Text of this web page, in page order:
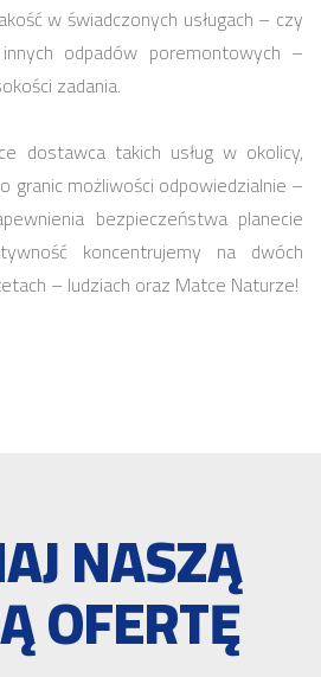
w świadczonych usługach – czy
odpadów poremontowych –
zadania.
dostawca takich usług w okolicy,
granic możliwości odpowiedzialnie –
bezpieczeństwa planecie
koncentrujemy na dwóch
– ludziach oraz Matce Naturze!
NASZĄ
OFERTĘ